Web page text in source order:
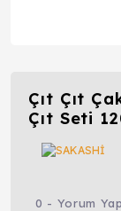
Çıt Çıt
Çıt Seti
0 - Yorum Yap